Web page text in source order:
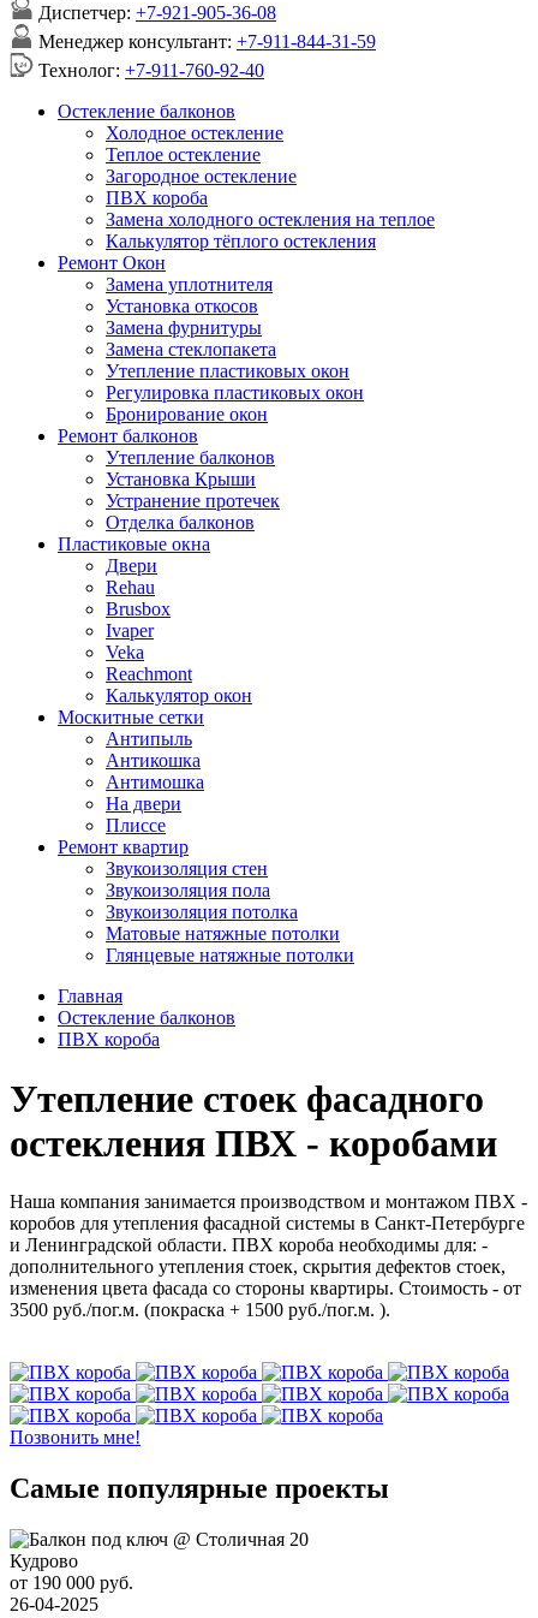
Диспетчер: +7-921-905-36-08
Менеджер консультант: +7-911-844-31-59
Технолог: +7-911-760-92-40
Остекление балконов
Холодное остекление
Теплое остекление
Загородное остекление
ПВХ короба
Замена холодного остекления на теплое
Калькулятор тёплого остекления
Ремонт Окон
Замена уплотнителя
Установка откосов
Замена фурнитуры
Замена стеклопакета
Утепление пластиковых окон
Регулировка пластиковых окон
Бронирование окон
Ремонт балконов
Утепление балконов
Установка Крыши
Устранение протечек
Отделка балконов
Пластиковые окна
Двери
Rehau
Brusbox
Ivaper
Veka
Reachmont
Калькулятор окон
Москитные сетки
Антипыль
Антикошка
Антимошка
На двери
Плиссе
Ремонт квартир
Звукоизоляция стен
Звукоизоляция пола
Звукоизоляция потолка
Матовые натяжные потолки
Глянцевые натяжные потолки
Главная
Остекление балконов
ПВХ короба
Утепление стоек фасадного
остекления ПВХ - коробами
Наша компания занимается производством и монтажом ПВХ -
коробов для утепления фасадной системы в Санкт-Петербурге
и Ленинградской области. ПВХ короба необходимы для: -
дополнительного утепления стоек, скрытия дефектов стоек,
изменения цвета фасада со стороны квартиры. Стоимость - от
3500 руб./пог.м. (покраска + 1500 руб./пог.м. ).
Позвонить мне!
Самые популярные проекты
Кудрово
от 190 000 руб.
26-04-2025